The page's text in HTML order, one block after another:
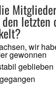
letzten
wir
gewonnen
geblieben